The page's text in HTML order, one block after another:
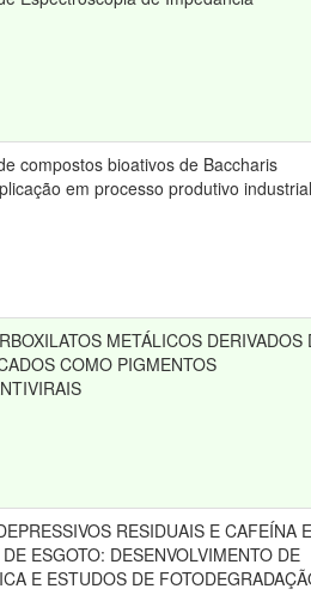
compostos bioativos de Baccharis
em processo produtivo industrial
METÁLICOS DERIVADOS
COMO PIGMENTOS
RESIDUAIS E CAFEÍNA
ESGOTO: DESENVOLVIMENTO DE
E ESTUDOS DE